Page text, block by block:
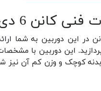
کانن 6 دی
در این دوربین به شما
این دوربین با
کوچک و وزن کم آن نیز